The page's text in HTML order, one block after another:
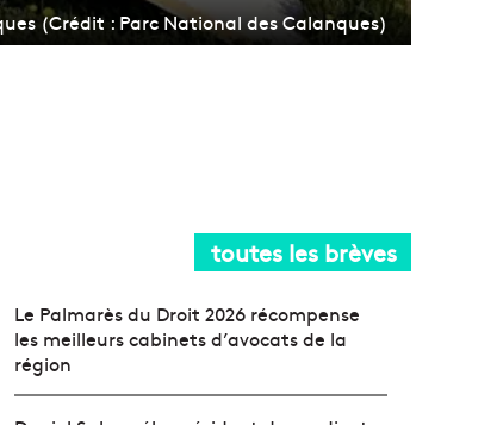
(Crédit : Parc National des Calanques)
toutes les brèves
Le Palmarès du Droit 2026 récompense
les meilleurs cabinets d’avocats de la
région